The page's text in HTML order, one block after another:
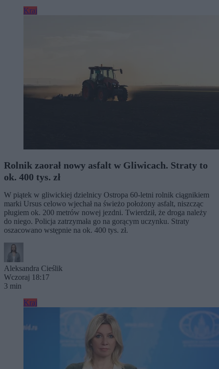
Kraj
Rolnik zaorał nowy asfalt w Gliwicach. Straty to
ok. 400 tys. zł
W piątek w gliwickiej dzielnicy Ostropa 60-letni rolnik ciągnikiem
marki Ursus celowo wjechał na świeżo położony asfalt, niszcząc
pługiem ok. 200 metrów nowej jezdni. Twierdził, że droga należy
do niego. Policja zatrzymała go na gorącym uczynku. Straty
oszacowano wstępnie na ok. 400 tys. zł.
Aleksandra Cieślik
Wczoraj 18:17
3 min
Kraj